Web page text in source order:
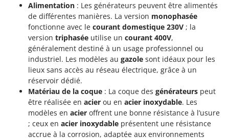
Alimentation : Les générateurs peuvent être alimentés
de différentes manières. La version monophasée
fonctionne avec le courant domestique 230V ; la
version triphasée utilise un courant 400V,
généralement destiné à un usage professionnel ou
industriel. Les modèles au gazole sont idéaux pour les
lieux sans accès au réseau électrique, grâce à un
réservoir dédié.
Matériau de la coque : La coque des générateurs peut
être réalisée en acier ou en acier inoxydable. Les
modèles en acier offrent une bonne résistance à l’usure
; ceux en acier inoxydable présentent une résistance
accrue à la corrosion, adaptée aux environnements